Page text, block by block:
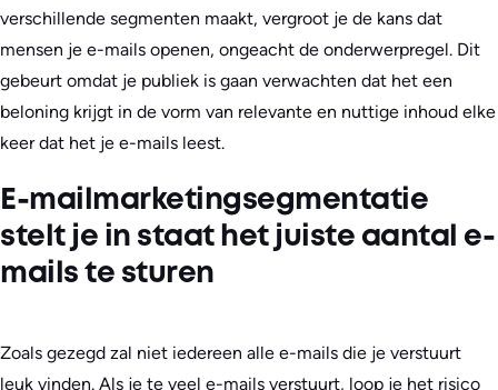
verschillende segmenten maakt, vergroot je de kans dat
mensen je e-mails openen, ongeacht de onderwerpregel. Dit
gebeurt omdat je publiek is gaan verwachten dat het een
beloning krijgt in de vorm van relevante en nuttige inhoud elke
keer dat het je e-mails leest.
E-mailmarketingsegmentatie
stelt je in staat het juiste aantal e-
mails te sturen
Zoals gezegd zal niet iedereen alle e-mails die je verstuurt
leuk vinden. Als je te veel e-mails verstuurt, loop je het risico